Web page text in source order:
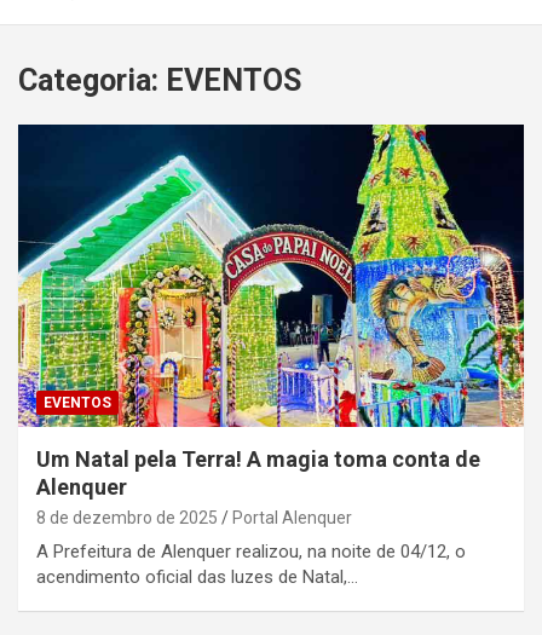
Categoria: EVENTOS
EVENTOS
Um Natal pela Terra! A magia toma conta de
Alenquer
8 de dezembro de 2025 Portal Alenquer
A Prefeitura de Alenquer realizou, na noite de 04/12, o
acendimento oficial das luzes de Natal,…